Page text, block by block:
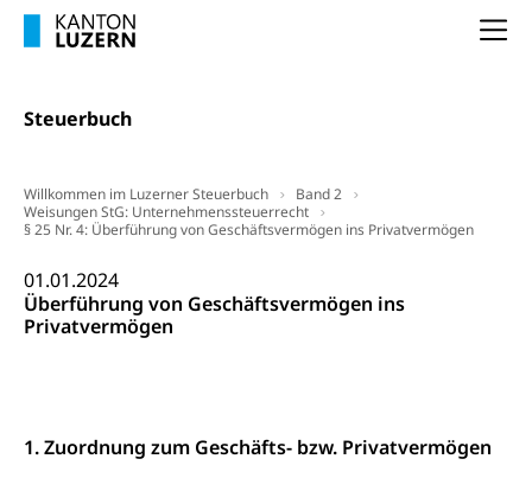
Steuerbuch
Willkommen im Luzerner Steuerbuch
Band 2
Weisungen StG: Unternehmenssteuerrecht
§ 25 Nr. 4: Überführung von Geschäftsvermögen ins Privatvermögen
01.01.2024
Überführung von Geschäftsvermögen ins
Privatvermögen
1. Zuordnung zum Geschäfts- bzw. Privatvermögen